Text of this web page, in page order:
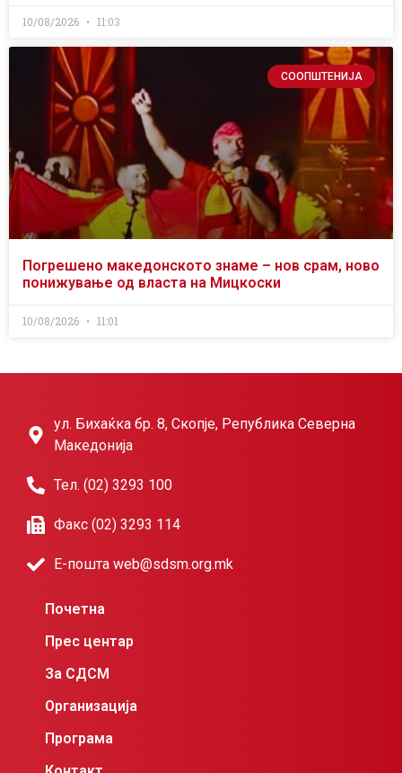
10/08/2026 11:03
СООПШТЕНИЈА
Погрешено македонското знаме – нов срам, ново
понижување од власта на Мицкоски
10/08/2026 11:01
ул. Бихаќка бр. 8, Скопје, Република Северна
Македонија
Тел. (02) 3293 100
Факс (02) 3293 114
Е-пошта web@sdsm.org.mk
Почетна
Прес центар
За СДСМ
Организација
Програма